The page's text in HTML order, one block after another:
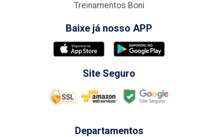
Treinamentos Boni
Baixe já nosso APP
Site Seguro
Departamentos